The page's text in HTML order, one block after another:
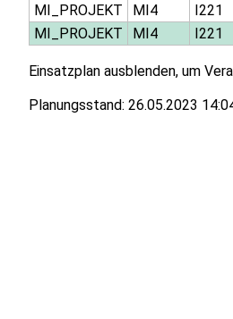
MI_PROJEKT
MI4 I221
MI_PROJEKT
MI4 I221
Einsatzplan ausblenden, um
Planungsstand: 26.05.2023